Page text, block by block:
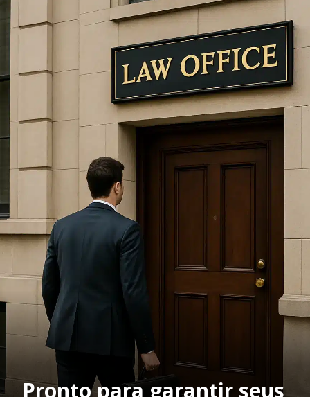
https://ademilsoncs.adv.br/
Pronto para garantir seus